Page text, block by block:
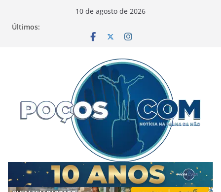
10 de agosto de 2026
Últimos: